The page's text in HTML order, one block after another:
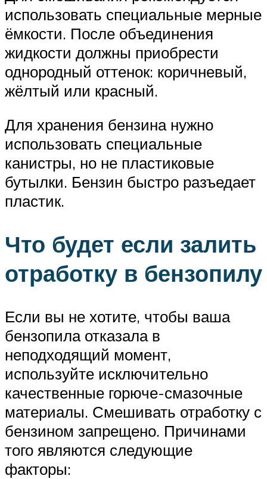
использовать специальные мерные
ёмкости. После объединения
жидкости должны приобрести
однородный оттенок: коричневый,
жёлтый или красный.
Для хранения бензина нужно
использовать специальные
канистры, но не пластиковые
бутылки. Бензин быстро разъедает
пластик.
Что будет если залить
отработку в бензопилу
Если вы не хотите, чтобы ваша
бензопила отказала в
неподходящий момент,
используйте исключительно
качественные горюче-смазочные
материалы. Смешивать отработку с
бензином запрещено. Причинами
того являются следующие
факторы: